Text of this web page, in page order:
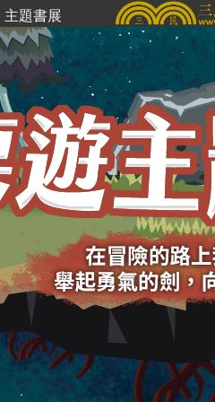
主題書展